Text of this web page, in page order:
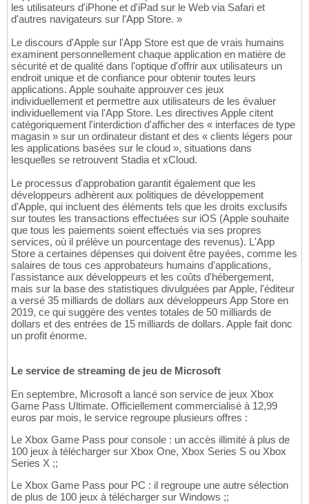
les utilisateurs d'iPhone et d'iPad sur le Web via Safari et
d'autres navigateurs sur l'App Store. »
Le discours d'Apple sur l'App Store est que de vrais humains
examinent personnellement chaque application en matière de
sécurité et de qualité dans l'optique d'offrir aux utilisateurs un
endroit unique et de confiance pour obtenir toutes leurs
applications. Apple souhaite approuver ces jeux
individuellement et permettre aux utilisateurs de les évaluer
individuellement via l'App Store. Les directives Apple citent
catégoriquement l'interdiction d'afficher des « interfaces de type
magasin » sur un ordinateur distant et des « clients légers pour
les applications basées sur le cloud », situations dans
lesquelles se retrouvent Stadia et xCloud.
Le processus d'approbation garantit également que les
développeurs adhèrent aux politiques de développement
d'Apple, qui incluent des éléments tels que les droits exclusifs
sur toutes les transactions effectuées sur iOS (Apple souhaite
que tous les paiements soient effectués via ses propres
services, où il prélève un pourcentage des revenus). L'App
Store a certaines dépenses qui doivent être payées, comme les
salaires de tous ces approbateurs humains d'applications,
l'assistance aux développeurs et les coûts d'hébergement,
mais sur la base des statistiques divulguées par Apple, l'éditeur
a versé 35 milliards de dollars aux développeurs App Store en
2019, ce qui suggère des ventes totales de 50 milliards de
dollars et des entrées de 15 milliards de dollars. Apple fait donc
un profit énorme.
Le service de streaming de jeu de Microsoft
En septembre, Microsoft a lancé son service de jeux Xbox
Game Pass Ultimate. Officiellement commercialisé à 12,99
euros par mois, le service regroupe plusieurs offres :
Le Xbox Game Pass pour console : un accès illimité à plus de
100 jeux à télécharger sur Xbox One, Xbox Series S ou Xbox
Series X ;;
Le Xbox Game Pass pour PC : il regroupe une autre sélection
de plus de 100 jeux à télécharger sur Windows ;;